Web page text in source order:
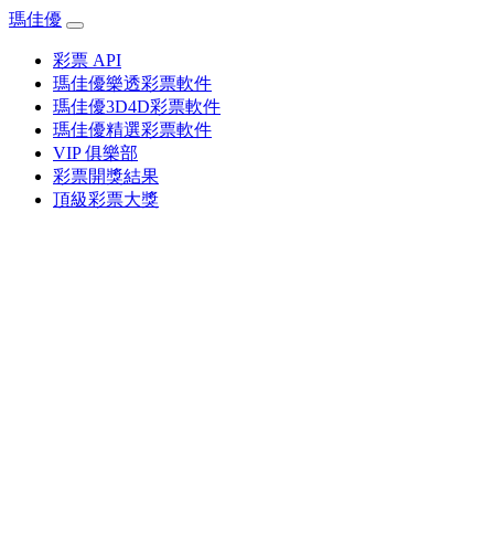
瑪佳優
彩票 API
瑪佳優樂透彩票軟件
瑪佳優3D4D彩票軟件
瑪佳優精選彩票軟件
VIP 俱樂部
彩票開獎結果
頂級彩票大獎